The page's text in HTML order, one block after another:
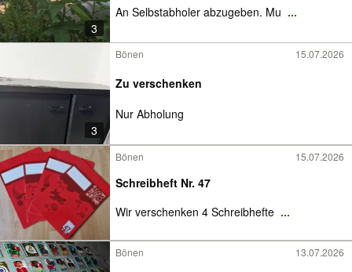
3
An Selbstabholer abzugeben. Mu ...
3
Bönen 15.07.2026
Zu verschenken
Nur Abholung
Bönen 15.07.2026
Schreibheft Nr. 47
Wir verschenken 4 Schreibhefte ...
Bönen 13.07.2026